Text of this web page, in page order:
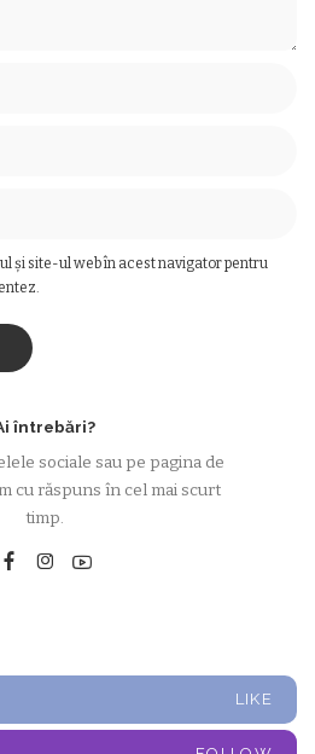
și site-ul web în acest navigator pentru
întrebări?
sociale sau pe pagina de
cu răspuns în cel mai scurt
timp.
LIKE